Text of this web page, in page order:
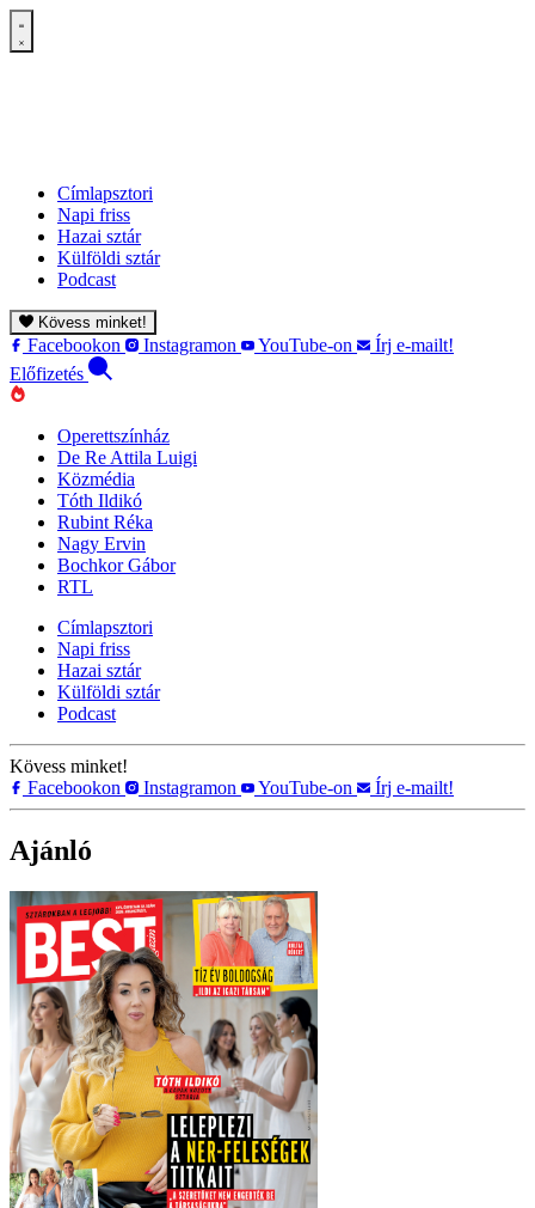
Címlapsztori
Napi friss
Hazai sztár
Külföldi sztár
Podcast
Kövess minket!
Facebookon Instagramon YouTube-on
Írj e-mailt!
Előfizetés
Operettszínház
De Re Attila Luigi
Közmédia
Tóth Ildikó
Rubint Réka
Nagy Ervin
Bochkor Gábor
RTL
Címlapsztori
Napi friss
Hazai sztár
Külföldi sztár
Podcast
Kövess minket!
Facebookon
Instagramon YouTube-on Írj e-mailt!
Ajánló